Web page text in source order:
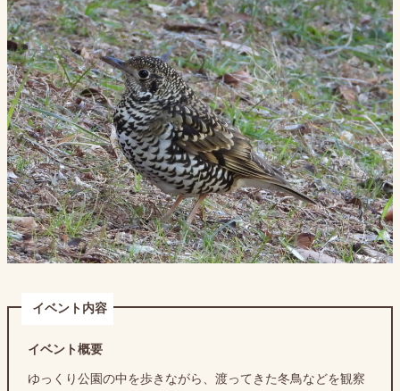
イベント内容
イベント概要
ゆっくり公園の中を歩きながら、渡ってきた冬鳥などを観察